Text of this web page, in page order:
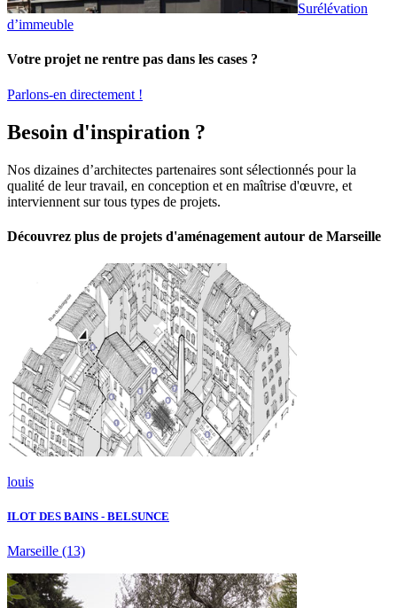
Surélévation
d’immeuble
Votre projet ne rentre pas dans les cases ?
Parlons-en directement !
Besoin d'inspiration ?
Nos dizaines d’architectes partenaires sont sélectionnés pour la
qualité de leur travail, en conception et en maîtrise d'œuvre, et
interviennent sur tous types de projets.
Découvrez plus de projets d'aménagement autour de Marseille
louis
ILOT DES BAINS - BELSUNCE
Marseille (13)